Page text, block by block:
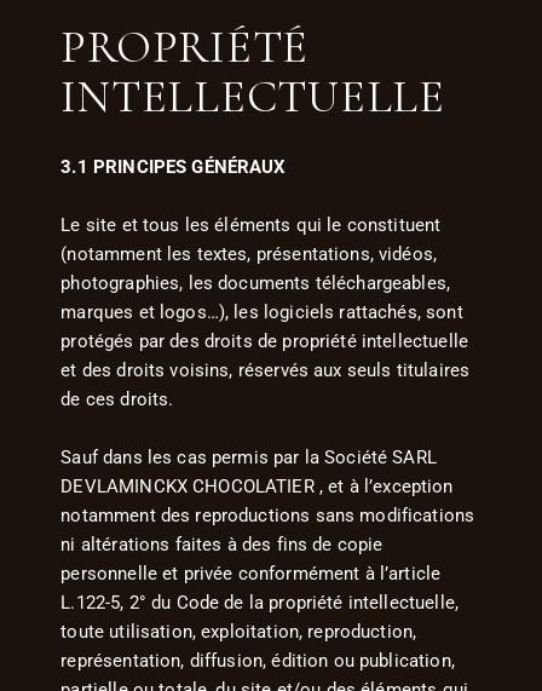
PROPRIÉTÉ
INTELLECTUELLE
3.1 PRINCIPES GÉNÉRAUX
Le site et tous les éléments qui le constituent
(notamment les textes, présentations, vidéos,
photographies, les documents téléchargeables,
marques et logos…), les logiciels rattachés, sont
protégés par des droits de propriété intellectuelle
et des droits voisins, réservés aux seuls titulaires
de ces droits.
Sauf dans les cas permis par la Société SARL
DEVLAMINCKX CHOCOLATIER , et à l’exception
notamment des reproductions sans modifications
ni altérations faites à des fins de copie
personnelle et privée conformément à l’article
L.122-5, 2° du Code de la propriété intellectuelle,
toute utilisation, exploitation, reproduction,
représentation, diffusion, édition ou publication,